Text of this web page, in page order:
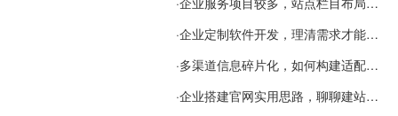
·企业定制软件开发，理清需求才能提升数字化落地效率
·多渠道信息碎片化，如何构建适配 AI 检索的品牌信息源
·企业搭建官网实用思路，聊聊建站容易忽视的问题